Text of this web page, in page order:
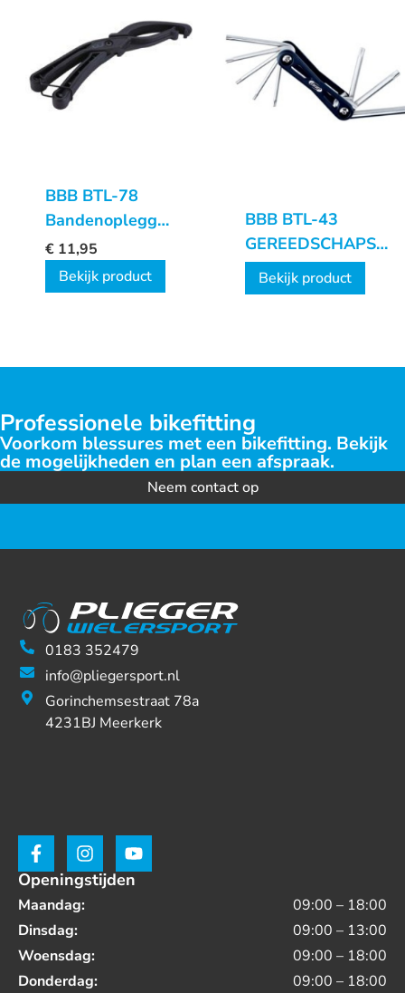
BBB BTL-78
Bandenoplegger
EasyTire
€ 11,95
Bekijk product
BBB BTL-43
GEREEDSCHAPSET
TORXFOLD
Bekijk product
Professionele bikefitting
Voorkom blessures met een bikefitting. Bekijk
de mogelijkheden en plan een afspraak.
Neem contact op
0183 352479
info@pliegersport.nl
Gorinchemsestraat 78a
4231BJ Meerkerk
Openingstijden
Maandag:
09:00 – 18:00
Dinsdag:
09:00 – 13:00
Woensdag:
09:00 – 18:00
Donderdag:
09:00 – 18:00